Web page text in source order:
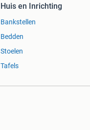
Huis en Inrichting
Bankstellen
Bedden
Stoelen
Tafels